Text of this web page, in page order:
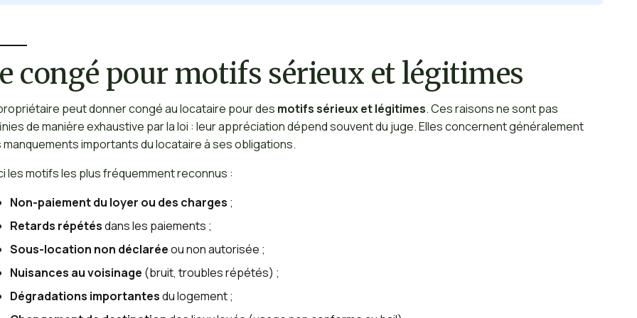
congé pour motifs sérieux et légitimes
peut donner congé au locataire pour des motifs sérieux et légitimes. Ces raisons ne sont pas
de manière exhaustive par la loi : leur appréciation dépend souvent du juge. Elles concernent généralement
manquements importants du locataire à ses obligations.
les motifs les plus fréquemment reconnus :
Non-paiement du loyer ou des charges ;
Retards répétésdans les paiements ;
Sous-location non déclaréeou non autorisée ;
Nuisances au voisinage (bruit, troubles répétés) ;
Dégradations importantesdu logement ;